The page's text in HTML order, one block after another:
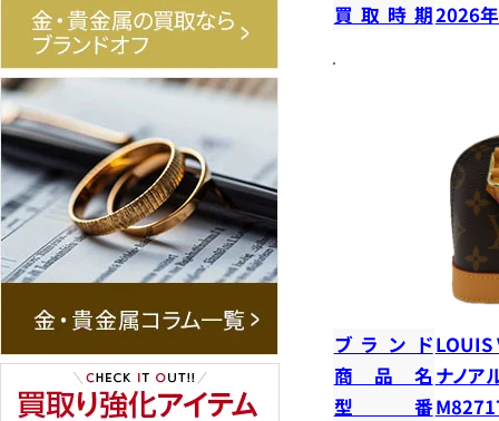
買取時期2026
ブランドLOUIS
商品名 ナノア
型番